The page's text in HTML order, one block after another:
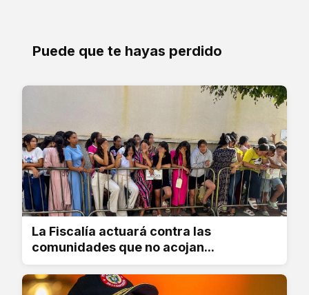
Puede que te hayas perdido
La Fiscalía actuará contra las
comunidades que no acojan...